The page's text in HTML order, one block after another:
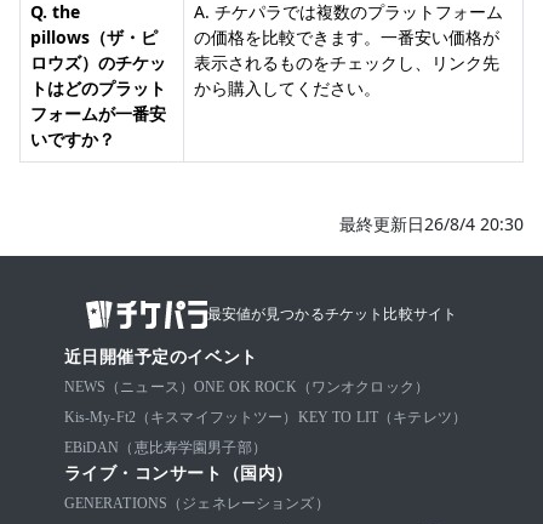
Q. the
pillows（ザ・ピ
ロウズ）のチケッ
トはどのプラット
フォームが一番安
いですか？
A. チケパラでは複数のプラットフォーム
の価格を比較できます。一番安い価格が
表示されるものをチェックし、リンク先
から購入してください。
最終更新日26/8/4 20:30
最安値が見つかるチケット比較サイト
近日開催予定のイベント
NEWS（ニュース） ONE OK ROCK（ワンオクロック）
Kis-My-Ft2（キスマイフットツー） KEY TO LIT（キテレツ）
EBiDAN（恵比寿学園男子部）
ライブ・コンサート（国内）
GENERATIONS（ジェネレーションズ）